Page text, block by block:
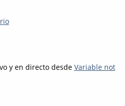
y en directo desde Variable not